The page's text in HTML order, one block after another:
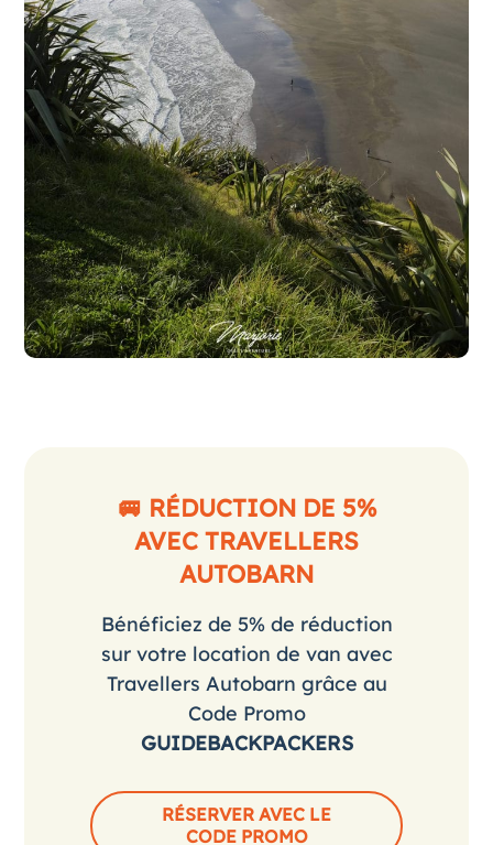
🚐 RÉDUCTION DE 5%
AVEC TRAVELLERS
AUTOBARN
Bénéficiez de 5% de réduction
sur votre location de van avec
Travellers Autobarn grâce au
Code Promo
GUIDEBACKPACKERS
RÉSERVER AVEC LE
CODE PROMO